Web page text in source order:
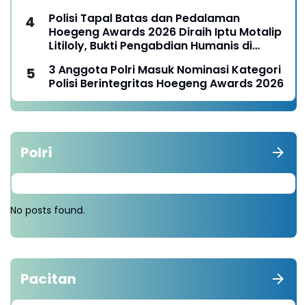
Polisi Tapal Batas dan Pedalaman
Hoegeng Awards 2026 Diraih Iptu Motalip
Litiloly, Bukti Pengabdian Humanis di
3 Anggota Polri Masuk Nominasi Kategori
Polisi Berintegritas Hoegeng Awards 2026
Polri
No posts found.
Pacitan